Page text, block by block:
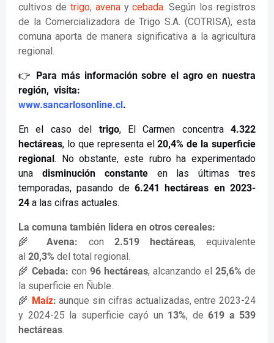
cultivos de trigo, avenaycebada. Según los registros
de la Comercializadora de Trigo S.A. (COTRISA), esta
comuna aporta de manera significativa a la agricultura
regional.
👉 Para más información sobre el agro en nuestra
región, visita:
www.sancarlosonline.cl.
En el caso del trigo, El Carmen concentra 4.322
hectáreas, lo que representa el20,4% de la superficie
regional. No obstante, este rubro ha experimentado
una disminución constanteen las últimas tres
temporadas, pasando de 6.241 hectáreas en 2023-
24 a las cifras actuales.
La comuna también lidera en otros cereales:
🌾Avena: con 2.519 hectáreas, equivalente
al 20,3% del total regional.
🌾 Cebada: con 96 hectáreas, alcanzando el 25,6% de
la superficie en Ñuble.
🌾 Maíz: aunque sin cifras actualizadas, entre 2023-24
y 2024-25 la superficie cayó un 13%, de 619 a 539
hectáreas.